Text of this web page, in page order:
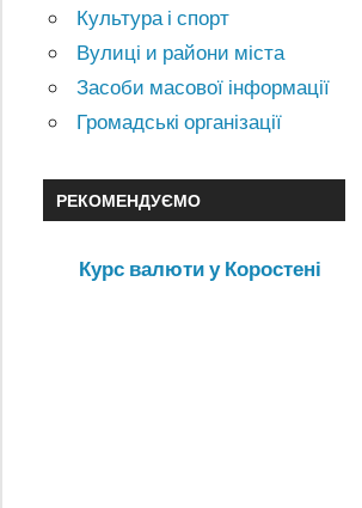
Культура і спорт
Вулиці и райони міста
Засоби масової інформації
Громадські організації
РЕКОМЕНДУЄМО
Курс валюти у Коростені